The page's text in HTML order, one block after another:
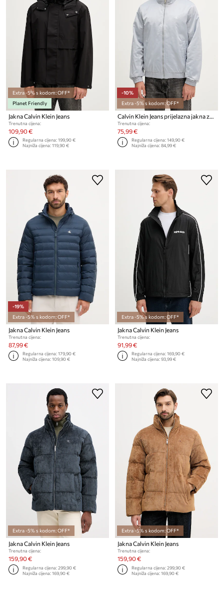
Extra -5% s kodom: OFF*
Planet Friendly
Jakna Calvin Klein Jeans
Trenutna cijena:
109,90 €
Regularna cijena:199,90 €
Najniža cijena:119,90 €
-10%
Extra -5% s kodom: OFF*
Trenutna cijena:
75,99 €
Regularna cijena:149,90 €
Najniža cijena:84,99 €
-19%
Extra -5% s kodom: OFF*
Jakna Calvin Klein Jeans
Trenutna cijena:
87,99 €
Regularna cijena:179,90 €
Najniža cijena:109,90 €
Extra -5% s kodom: OFF*
Jakna Calvin Klein Jeans
Trenutna cijena:
91,99 €
Regularna cijena:169,90 €
Najniža cijena:93,99 €
Extra -5% s kodom: OFF*
Jakna Calvin Klein Jeans
Trenutna cijena:
159,90 €
Regularna cijena:299,90 €
Najniža cijena:169,90 €
Extra -5% s kodom: OFF*
Jakna Calvin Klein Jeans
Trenutna cijena:
159,90 €
Regularna cijena:299,90 €
Najniža cijena:169,90 €